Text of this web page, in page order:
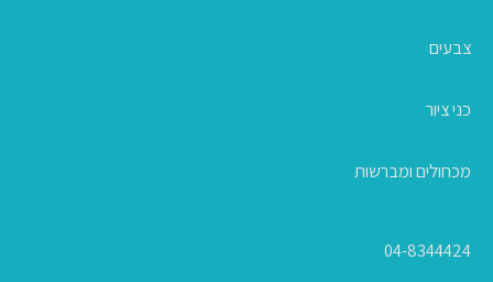
צבעים
כני ציור
מכחולים ומברשות
04-8344424